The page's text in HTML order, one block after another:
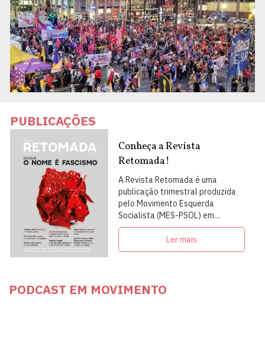
PUBLICAÇÕES
Conheça a Revista
Retomada!
A Revista Retomada é uma
publicação trimestral produzida
pelo Movimento Esquerda
Socialista (MES-PSOL) em
articulação com intelectuais,
militantes e artistas
Ler mais
PODCAST EM MOVIMENTO